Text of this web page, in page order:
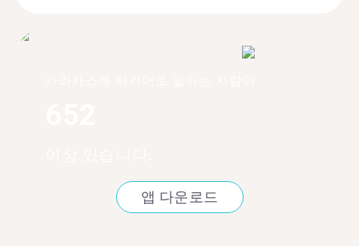
앱 다운로드